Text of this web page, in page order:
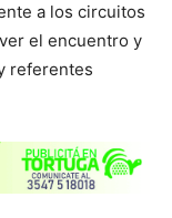
a los circuitos
el encuentro y
referentes